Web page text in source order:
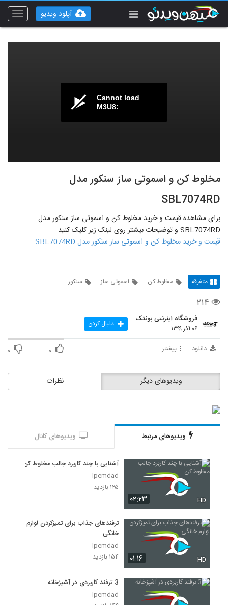
Toggle
آپلود ویدیو
Cannot load
M3U8:
مخلوط کن و اسموتی ساز سنکور مدل
SBL7074RD
برای مشاهده قیمت و خرید مخلوط کن و اسموتی ساز سنکور مدل
SBL7074RD و توضیحات بیشتر روی لینک زیر کلیک کنید
قیمت و خرید مخلوط کن و اسموتی ساز سنکور مدل SBL7074RD
متفرقه مخلوط کن اسموتی ساز سنکور
۲۱۴
فروشگاه اینرنتی بونتک
۰۶ آذر ۱۳۹۹ دنبال کردن
دانلود بیشتر ۰ ۰
نظرات ویدیوهای دیگر
ویدیوهای مرتبط ویدیوهای کانال
۰۲:۲۳ HD
آشنایی با چند کاربرد جالب مخلوط کن
Ipemdad
۱۲۵ بازدید
۰۱:۱۶ HD
ترفندهای جذاب برای تمیزکردن لوازم
خانگی
Ipemdad
۱۵۴ بازدید
3 ترفند کاربردی در آشپزخانه
Ipemdad